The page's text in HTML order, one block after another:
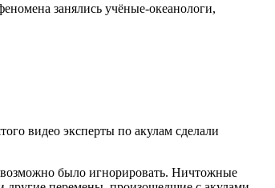
занялись учёные-океанологи,
видео эксперты по акулам сделали
было игнорировать. Ничтожные